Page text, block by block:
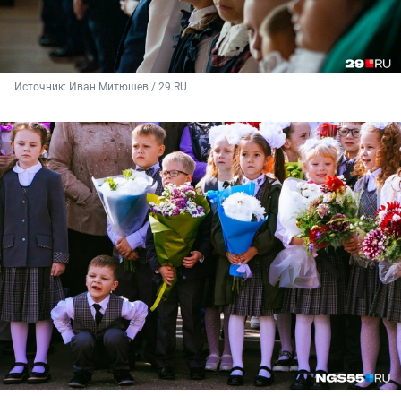
Источник: Иван Митюшев / 29.RU